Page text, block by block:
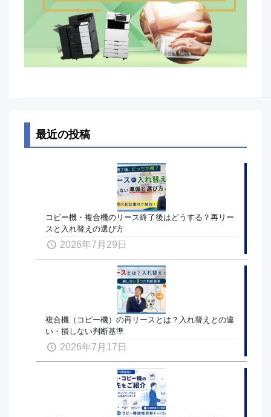
最近の投稿
コピー機・複合機のリース終了後はどうする？再リー
スと入れ替えの選び方
2026年7月29日
複合機（コピー機）の再リースとは？入れ替えとの違
い・損しない判断基準
2026年7月17日